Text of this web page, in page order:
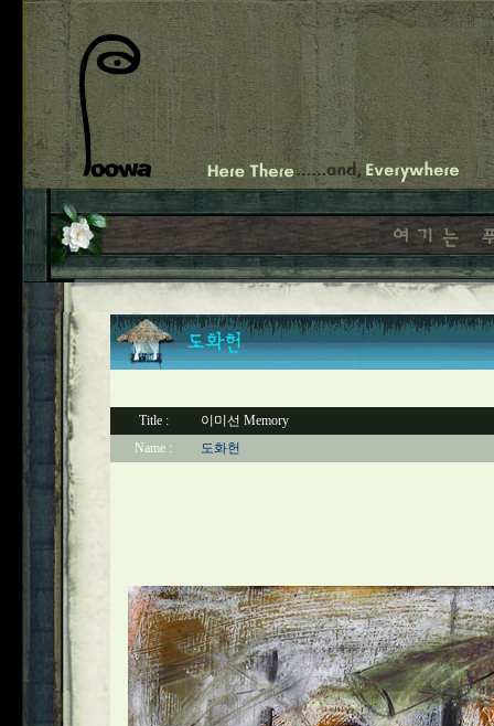
Title :
이미선 Memory
Name :
도화헌